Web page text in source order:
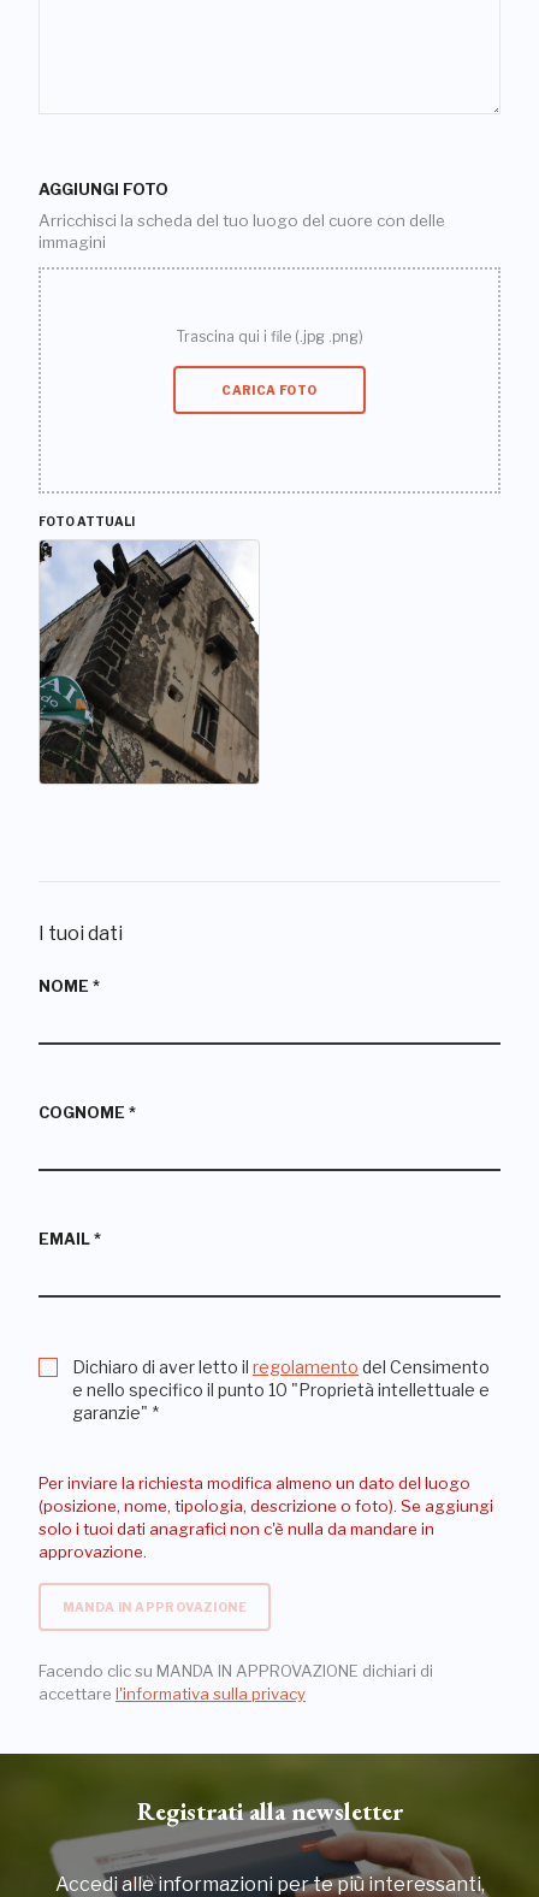
AGGIUNGI FOTO
Arricchisci la scheda del tuo luogo del cuore con delle
immagini
Trascina qui i file (.jpg .png)
CARICA FOTO
FOTO ATTUALI
I tuoi dati
NOME *
COGNOME *
EMAIL *
Dichiaro di aver letto il regolamento del Censimento
e nello specifico il punto 10 "Proprietà intellettuale e
garanzie" *
Per inviare la richiesta modifica almeno un dato del luogo
(posizione, nome, tipologia, descrizione o foto). Se aggiungi
solo i tuoi dati anagrafici non c'è nulla da mandare in
approvazione.
MANDA IN APPROVAZIONE
Facendo clic su MANDA IN APPROVAZIONE dichiari di
accettare l'informativa sulla privacy
Registrati alla newsletter
Accedi alle informazioni per te più interessanti,